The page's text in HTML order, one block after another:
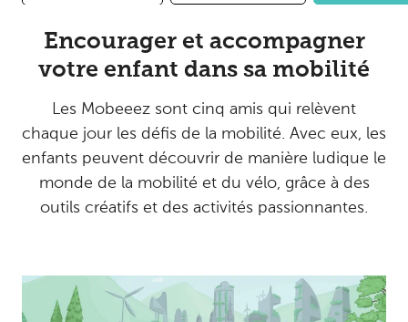
Encourager et accompagner
votre enfant dans sa mobilité
Les Mobeeez sont cinq amis qui relèvent
chaque jour les défis de la mobilité. Avec eux, les
enfants peuvent découvrir de manière ludique le
monde de la mobilité et du vélo, grâce à des
outils créatifs et des activités passionnantes.